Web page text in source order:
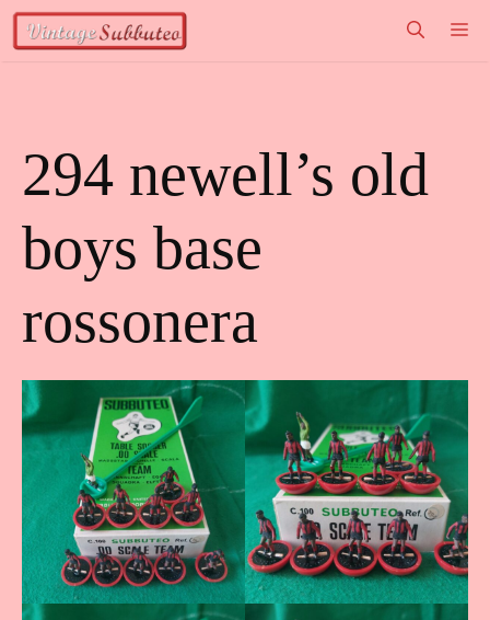
Vai
294 newell’s old
boys base
rossonera